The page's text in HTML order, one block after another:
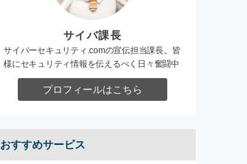
サイバ課長
サイバーセキュリティ.comの宣伝担当課長。皆
様にセキュリティ情報を伝えるべく日々奮闘中
プロフィールはこちら
おすすめサービス